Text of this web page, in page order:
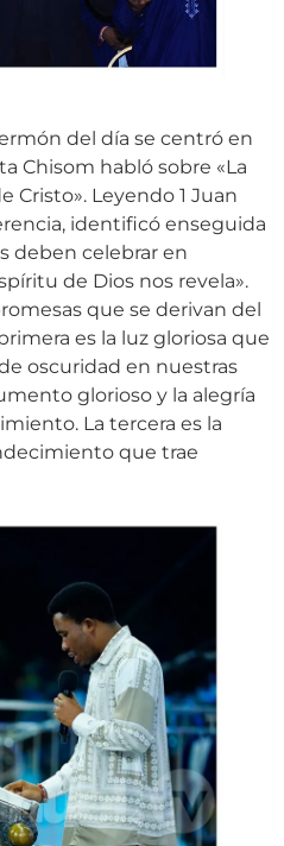
del día se centró en
Chisom habló sobre «La
Cristo». Leyendo 1 Juan
identificó enseguida
deben celebrar en
de Dios nos revela».
que se derivan del
es la luz gloriosa que
oscuridad en nuestras
glorioso y la alegría
La tercera es la
que trae